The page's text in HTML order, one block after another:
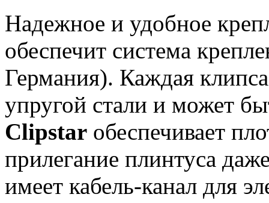
Надежное и удобное
обеспечит система
Германия). Каждая
упругой стали и может
Clipstar обеспечивает
прилегание плинтуса
имеет кабель-канал для